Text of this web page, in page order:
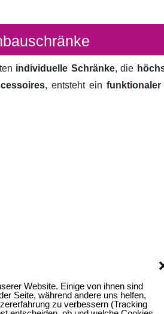
Website. Einige von ihnen sind
Seite, während andere uns helfen,
zu verbessern (Tracking
individuelle Schränke, die
, entsteht ein